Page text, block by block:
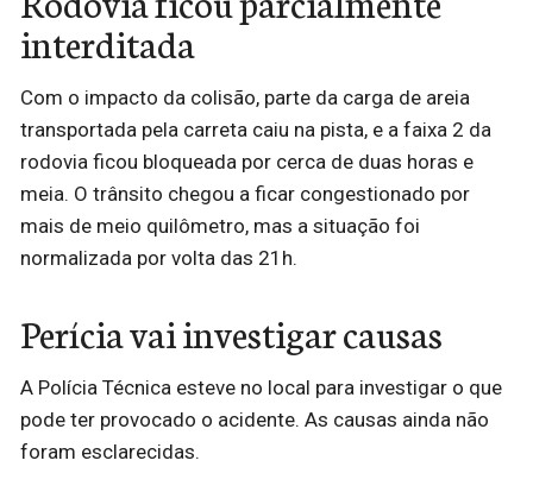
interditada
Com o impacto da colisão, parte da carga de areia
transportada pela carreta caiu na pista, e a faixa 2 da
rodovia ficou bloqueada por cerca de duas horas e
meia. O trânsito chegou a ficar congestionado por
mais de meio quilômetro, mas a situação foi
normalizada por volta das 21h.
Perícia vai investigar causas
A Polícia Técnica esteve no local para investigar o que
pode ter provocado o acidente. As causas ainda não
foram esclarecidas.